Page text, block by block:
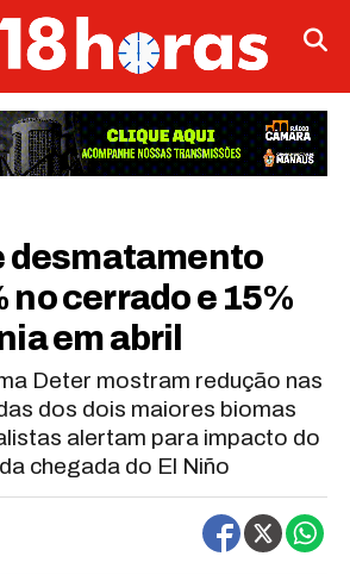
desmatamento
no cerrado e 15%
em abril
Deter mostram redução nas
dos dois maiores biomas
alertam para impacto do
chegada do El Niño